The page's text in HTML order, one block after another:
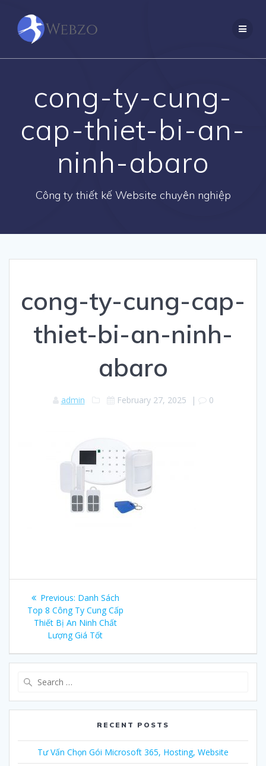
cong-ty-cung-
cap-thiet-bi-an-
ninh-abaro
Công ty thiết kế Website chuyên nghiệp
cong-ty-cung-cap-
thiet-bi-an-ninh-
abaro
admin February 27, 2025 | 0
Post
navigation
Previous: Previous
post:
Danh Sách
Top 8 Công Ty Cung Cấp
Thiết Bị An Ninh Chất
Lượng Giá Tốt
RECENT POSTS
Tư Vấn Chọn Gói Microsoft 365, Hosting, Website